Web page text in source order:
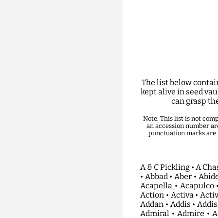
The list below
kept alive in seed
can grasp
Note: This list is not
an accession number
punctuation marks are
A & C Pickling • A Chassis • A Ma Lai Ya Pin Chung • A Testa Di Viperina • Abaan • Abacus • Abad Golfaigar • Abbad • Aber • Abide • Abigel • Abitty • Abla • Abonyi • Abordazh • Aborigen • Abounader • Abundance • Acapella • Acapulco • Accolade • Accordia • Ace • Achalsenskij Ogurec • Achituv • Acicate • Acmariu • Action • Activa • Activator • Actor • Actua • Acur • Acylia • Ada • Adagio • Adali • Adam • Adams • Adana • Addan • Addis • Addison • Adel • Adelaide • Adham • Adi • Adida • Adinda • Adjour • Admira • Admirable • Admiral • Admire • Adonis • Adontos • Adora • Adore • Adria Nowo • Adrian • Advance • Aea • Aelita • Affyne • Afilli • Afonya • African Horn • Afrodita • Agadir • Agafon • Agassi • Agat • Agatha • Agent • Aghdam • Agnes • Agneta • Agora • Agos • Agro • Agrostar • Aguria • Ahsebe • Aibai • Aidas • Aikon • Airbus • Aisopos • Aist • Aj Lehua • Ajax • Akassan • Akelskij • Akhdar • Akiles • Akilina • Akin • Akito • Akkord • Akritas • Akros • Aksel Dwarf • Akselskij • Aksu • Akter • Al Basha • Al Batinah • Al Biruni • Al Bustan • Al Fa • Al Facoz • Al Faten • Al Lajt • Al Ma Lai Ya Pin Chung • Al Mahari • Al Mashaal • Al Pasha • Al Tair • Al Yans Bejo • Al Yans Plyus • Al Zaeem • Aladdin • Alaiye • Alamdar • Alamir • Alan • Alanga • Alanis • Alantes • Alara • Alargado • Alaska • Alator • Alaya • Alba • Albaster • Albatros • Albertirsai • Albina • Albino • Albion • Albis • Alboran • Alcazaba • Alcazar • Alcor • Alda • Alegro • Alejo • Aleks • Aleksandra • Alekseich • Alena • Alenka • Alenushka • Aleppo • Alert • Aleshka • Alex • Alexander • Alexandra • Alexios • Alexis • Alfa • Alfaris • Alfavit • Alfawenus • Alfil • Alfone • Alfra • Alfrid • Alhama • Alhambra • Alhazem • Ali Baba • Alia • Aliaga • Alians • Alibi • Alice • Alicia • Alida • Aliff • Alilat • Alina • Alinda • Alisa • Alister • Alito • Aljawad • Aljona • Alko Bush Cucumber • Alkyon • All Season • Allahabad Rainy Season • Allegro • Allen • Allgreen • Allianz • Alligator • Allure • Allyur • Alma • Alma Special • Almadaen •